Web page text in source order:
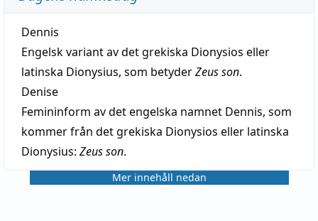
Dennis
Engelsk variant av det grekiska Dionysios eller
latinska Dionysius, som betyderZeus son.
Denise
Femininform av det engelska namnet Dennis, som
kommer från det grekiska Dionysios eller latinska
Dionysius: Zeus son.
Mer innehåll nedan